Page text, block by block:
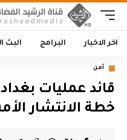
اخر الاخبار البرامج البث
أمن
قائد عمليات
خطة الانتشار